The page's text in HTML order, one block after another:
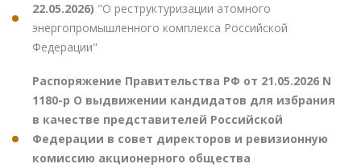
22.05.2026) "О реструктуризации атомного
энергопромышленного комплекса Российской
Федерации"
Распоряжение Правительства РФ от 21.05.2026 N
1180-р О выдвижении кандидатов для избрания
в качестве представителей Российской
Федерации в совет директоров и ревизионную
комиссию акционерного общества